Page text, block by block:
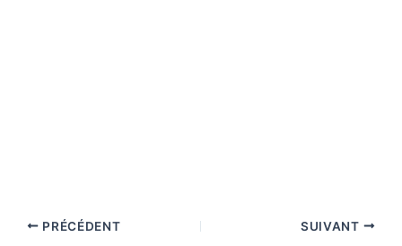
PRÉCÉDENT SUIVANT